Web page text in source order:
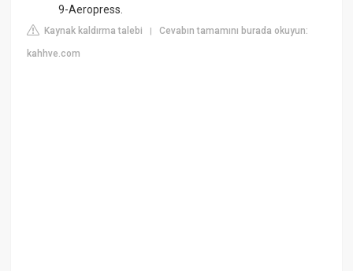
9-Aeropress.
Kaynak kaldırma talebi |Cevabın tamamını burada okuyun:
kahhve.com